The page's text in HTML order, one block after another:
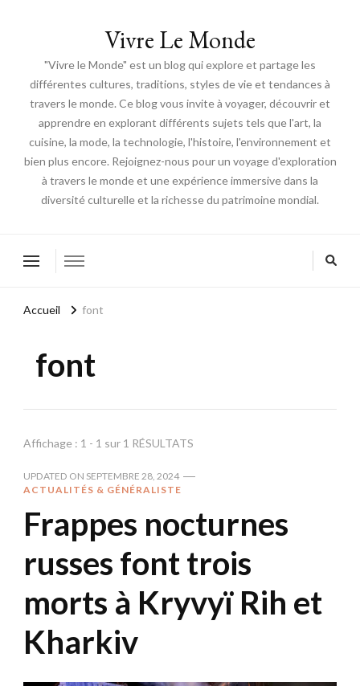
Vivre Le Monde
"Vivre le Monde" est un blog qui explore et partage les
différentes cultures, traditions, styles de vie et tendances à
travers le monde. Ce blog vous invite à voyager, découvrir et
apprendre en explorant différents sujets tels que l'art, la
cuisine, la mode, la technologie, l'histoire, l'environnement et
bien plus encore. Rejoignez-nous pour un voyage d'exploration
à travers le monde et une expérience immersive dans la
diversité culturelle et la richesse du patrimoine mondial.
Accueil font
font
Affichage : 1 - 1 sur 1 RÉSULTATS
UPDATED ON SEPTEMBRE 28, 2024
ACTUALITÉS & GÉNÉRALISTE
Frappes nocturnes
russes font trois
morts à Kryvyï Rih et
Kharkiv